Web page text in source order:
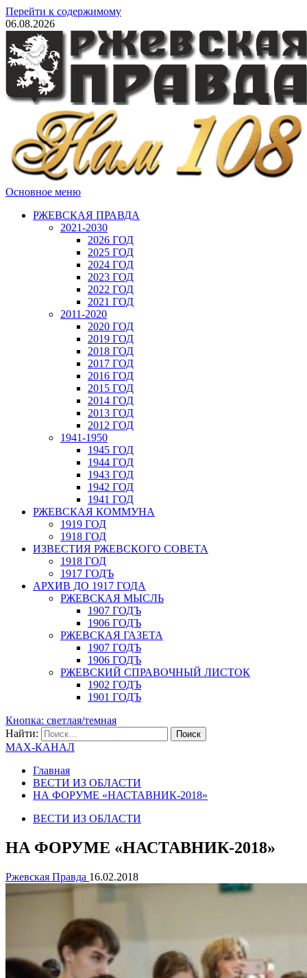
Перейти к содержимому
06.08.2026
Основное меню
РЖЕВСКАЯ ПРАВДА
2021-2030
2026 ГОД
2025 ГОД
2024 ГОД
2023 ГОД
2022 ГОД
2021 ГОД
2011-2020
2020 ГОД
2019 ГОД
2018 ГОД
2017 ГОД
2016 ГОД
2015 ГОД
2014 ГОД
2013 ГОД
2012 ГОД
1941-1950
1945 ГОД
1944 ГОД
1943 ГОД
1942 ГОД
1941 ГОД
РЖЕВСКАЯ КОММУНА
1919 ГОД
1918 ГОД
ИЗВЕСТИЯ РЖЕВСКОГО СОВЕТА
1918 ГОД
1917 ГОДЪ
АРХИВ ДО 1917 ГОДА
РЖЕВСКАЯ МЫСЛЬ
1907 ГОДЪ
1906 ГОДЪ
РЖЕВСКАЯ ГАЗЕТА
1907 ГОДЪ
1906 ГОДЪ
РЖЕВСКИЙ СПРАВОЧНЫЙ ЛИСТОК
1902 ГОДЪ
1901 ГОДЪ
Кнопка: светлая/темная
Найти:
MAX-КАНАЛ
Главная
ВЕСТИ ИЗ ОБЛАСТИ
НА ФОРУМЕ «НАСТАВНИК-2018»
ВЕСТИ ИЗ ОБЛАСТИ
НА ФОРУМЕ «НАСТАВНИК-2018»
Ржевская Правда 16.02.2018